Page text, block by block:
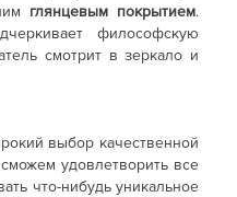
глянцевым покрытием.
философскую
смотрит в зеркало и
выбор качественной
удовлетворить все
что-нибудь уникальное